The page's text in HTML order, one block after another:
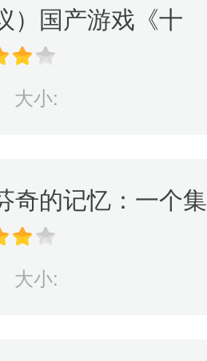
）国产游戏《十
布预告片，将于5
正式发售
大小:
奇的记忆：一个集
推理、惊险于一身
，完成全剧情的挑
大小: